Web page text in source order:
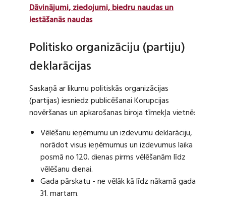
Dāvinājumi, ziedojumi, biedru naudas un
iestāšanās naudas
Politisko organizāciju (partiju)
deklarācijas
Saskaņā ar likumu politiskās organizācijas
(partijas) iesniedz publicēšanai Korupcijas
novēršanas un apkarošanas biroja tīmekļa vietnē:
Vēlēšanu ieņēmumu un izdevumu deklarāciju,
norādot visus ieņēmumus un izdevumus laika
posmā no 120. dienas pirms vēlēšanām līdz
vēlēšanu dienai.
Gada pārskatu - ne vēlāk kā līdz nākamā gada
31. martam.